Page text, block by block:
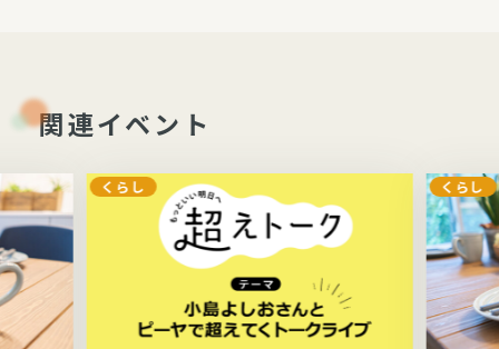
関連イベント
くらし くらし